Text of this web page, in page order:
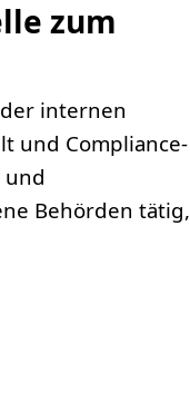
zum
internen
und Compliance-
und
Behörden tätig,